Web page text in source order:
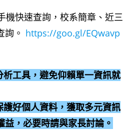
機快速查詢，校系簡章、近三
詢。 https://goo.gl/EQwavp
工具，避免仰賴單一資訊就
好個人資料，獲取多元資訊
益，必要時請與家長討論。